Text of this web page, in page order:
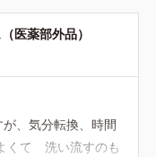
医薬部外品）
、気分転換、時間
くて 洗い流すのも